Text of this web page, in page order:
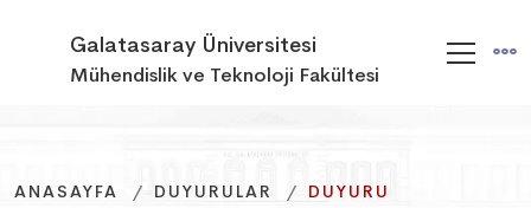
Galatasaray Üniversitesi
Mühendislik ve Teknoloji Fakültesi
ANASAYFA DUYURULAR DUYURU
ANASAYFA DUYURULAR DUYURU
ANASAYFA DUYURULAR DUYURU